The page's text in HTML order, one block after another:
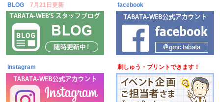
BLOG 7月21日更新 facebook
Instagram 刺しゅう・プリントできます！